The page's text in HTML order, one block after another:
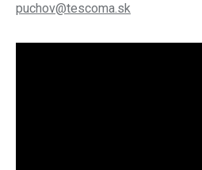
puchov@tescoma.sk